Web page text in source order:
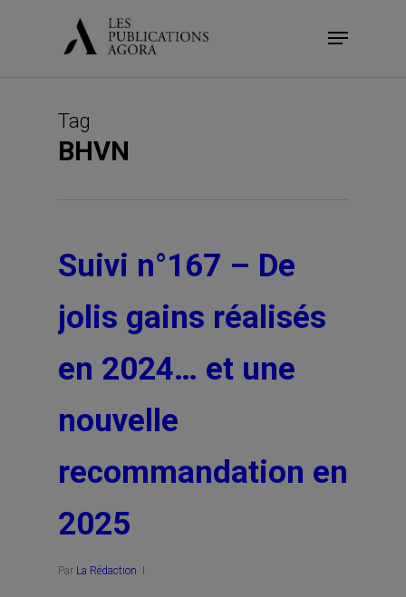
Menu
Tag
BHVN
Suivi n°167 – De
jolis gains réalisés
en 2024… et une
nouvelle
recommandation en
2025
Par La Rédaction